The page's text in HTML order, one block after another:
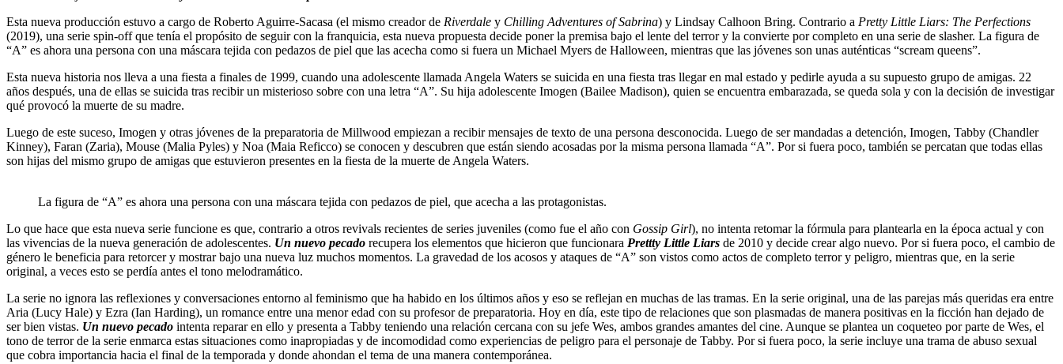
Esta nueva producción estuvo a cargo de Roberto Aguirre-Sacasa (el mismo creador de Riverdale y Chilling Adventures of Sabrina) y Lindsay Calhoon Bring. Contrario a Pretty Little Liars: The Perfections
(2019), una serie spin-off que tenía el propósito de seguir con la franquicia, esta nueva propuesta decide poner la premisa bajo el lente del terror y la convierte por completo en una serie de slasher. La figura de
“A” es ahora una persona con una máscara tejida con pedazos de piel que las acecha como si fuera un Michael Myers de Halloween, mientras que las jóvenes son unas auténticas “scream queens”.
Esta nueva historia nos lleva a una fiesta a finales de 1999, cuando una adolescente llamada Angela Waters se suicida en una fiesta tras llegar en mal estado y pedirle ayuda a su supuesto grupo de amigas. 22
años después, una de ellas se suicida tras recibir un misterioso sobre con una letra “A”. Su hija adolescente Imogen (Bailee Madison), quien se encuentra embarazada, se queda sola y con la decisión de investigar
qué provocó la muerte de su madre.
Luego de este suceso, Imogen y otras jóvenes de la preparatoria de Millwood empiezan a recibir mensajes de texto de una persona desconocida. Luego de ser mandadas a detención, Imogen, Tabby (Chandler
Kinney), Faran (Zaria), Mouse (Malia Pyles) y Noa (Maia Reficco) se conocen y descubren que están siendo acosadas por la misma persona llamada “A”. Por si fuera poco, también se percatan que todas ellas
son hijas del mismo grupo de amigas que estuvieron presentes en la fiesta de la muerte de Angela Waters.
La figura de “A” es ahora una persona con una máscara tejida con pedazos de piel, que acecha a las protagonistas.
Lo que hace que esta nueva serie funcione es que, contrario a otros revivals recientes de series juveniles (como fue el año con Gossip Girl), no intenta retomar la fórmula para plantearla en la época actual y con
las vivencias de la nueva generación de adolescentes. Un nuevo pecado recupera los elementos que hicieron que funcionara Prettty Little Liars de 2010 y decide crear algo nuevo. Por si fuera poco, el cambio de
género le beneficia para retorcer y mostrar bajo una nueva luz muchos momentos. La gravedad de los acosos y ataques de “A” son vistos como actos de completo terror y peligro, mientras que, en la serie
original, a veces esto se perdía antes el tono melodramático.
La serie no ignora las reflexiones y conversaciones entorno al feminismo que ha habido en los últimos años y eso se reflejan en muchas de las tramas. En la serie original, una de las parejas más queridas era entre
Aria (Lucy Hale) y Ezra (Ian Harding), un romance entre una menor edad con su profesor de preparatoria. Hoy en día, este tipo de relaciones que son plasmadas de manera positivas en la ficción han dejado de
ser bien vistas. Un nuevo pecado intenta reparar en ello y presenta a Tabby teniendo una relación cercana con su jefe Wes, ambos grandes amantes del cine. Aunque se plantea un coqueteo por parte de Wes, el
tono de terror de la serie enmarca estas situaciones como inapropiadas y de incomodidad como experiencias de peligro para el personaje de Tabby. Por si fuera poco, la serie incluye una trama de abuso sexual
que cobra importancia hacia el final de la temporada y donde ahondan el tema de una manera contemporánea.